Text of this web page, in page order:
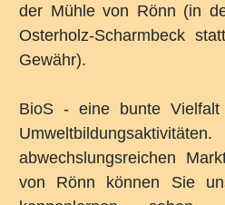
der Mühle von Rönn (in
Osterholz-Scharmbeck
Gewähr).
BioS - eine bunte
abwechslungsreichen
von Rönn können Sie